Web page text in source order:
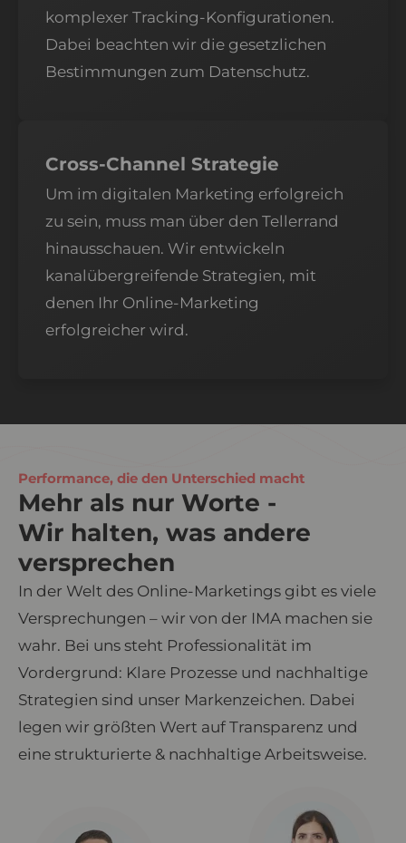
komplexer Tracking-Konfigurationen.
Dabei beachten wir die gesetzlichen
Bestimmungen zum Datenschutz.
Cross-Channel Strategie
Um im digitalen Marketing erfolgreich
zu sein, muss man über den Tellerrand
hinausschauen. Wir entwickeln
kanalübergreifende Strategien, mit
denen Ihr Online-Marketing
erfolgreicher wird.
Performance, die den Unterschied macht
Mehr als nur Worte -
Wir halten, was andere
versprechen
In der Welt des Online-Marketings gibt es viele
Versprechungen – wir von der IMA machen sie
wahr. Bei uns steht Professionalität im
Vordergrund: Klare Prozesse und nachhaltige
Strategien sind unser Markenzeichen. Dabei
legen wir größten Wert auf Transparenz und
eine strukturierte & nachhaltige Arbeitsweise.